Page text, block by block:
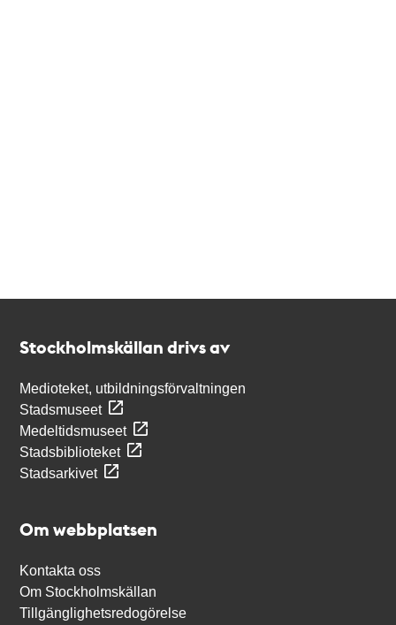
Stockholmskällan drivs av
Medioteket, utbildningsförvaltningen
Stadsmuseet
Medeltidsmuseet
Stadsbiblioteket
Stadsarkivet
Om webbplatsen
Kontakta oss
Om Stockholmskällan
Tillgänglighetsredogörelse